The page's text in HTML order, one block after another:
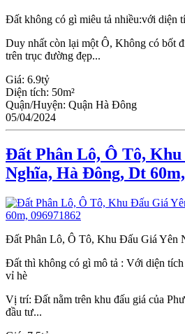
Đất không có gì miêu tả nhiều:với diện
Duy nhất còn lại một Ô, Không có bốt
trên trục đường đẹp...
Giá: 6.9tỷ
Diện tích: 50m²
Quận/Huyện: Quận Hà Đông
05/04/2024
Đất Phân Lô, Ô Tô,
Nghĩa, Hà Đông, Dt
Đất Phân Lô, Ô Tô, Khu Đấu Giá Yên
Đất thì không có gì mô tả : Với diện
vỉ hè
Vị trí: Đất nằm trên khu đấu giá của
đầu tư...